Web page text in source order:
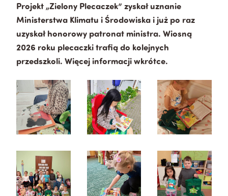
Projekt „Zielony Plecaczek” zyskał uznanie
Ministerstwa Klimatu i Środowiska i już po raz
uzyskał honorowy patronat ministra. Wiosną
2026 roku plecaczki trafią do kolejnych
przedszkoli. Więcej informacji wkrótce.